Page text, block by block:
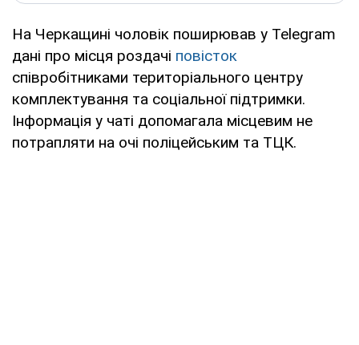
На Черкащині чоловік поширював у Telegram
дані про місця роздачі повісток
співробітниками територіального центру
комплектування та соціальної підтримки.
Інформація у чаті допомагала місцевим не
потрапляти на очі поліцейським та ТЦК.